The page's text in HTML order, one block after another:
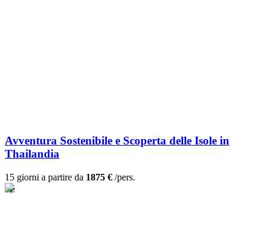
Avventura Sostenibile e Scoperta delle Isole in
Thailandia
15 giorni a partire da 1875 € /pers.